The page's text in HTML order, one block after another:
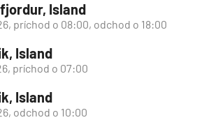
Island
príchod o 08:00, odchod o 18:00
Island
príchod o 07:00
Island
odchod o 10:00